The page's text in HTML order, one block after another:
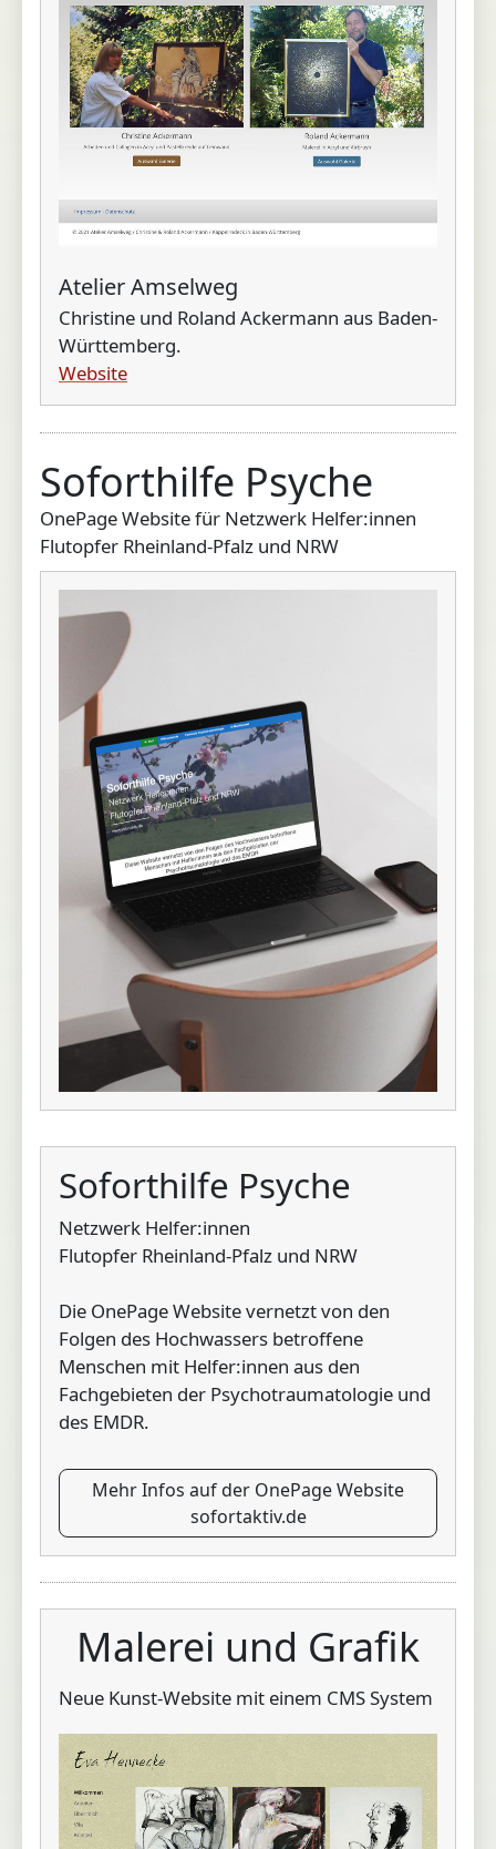
Atelier Amselweg
Christine und Roland Ackermann aus Baden-
Württemberg.
Website
Soforthilfe Psyche
OnePage Website für Netzwerk Helfer:innen
Flutopfer Rheinland-Pfalz und NRW
Soforthilfe Psyche
Netzwerk Helfer:innen
Flutopfer Rheinland-Pfalz und NRW
Die OnePage Website vernetzt von den
Folgen des Hochwassers betroffene
Menschen mit Helfer:innen aus den
Fachgebieten der Psychotraumatologie und
des EMDR.
Mehr Infos auf der OnePage Website
sofortaktiv.de
Malerei und Grafik
Neue Kunst-Website mit einem CMS System